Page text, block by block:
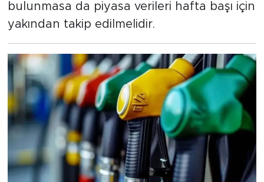
bulunmasa da piyasa verileri hafta başı için
yakından takip edilmelidir.